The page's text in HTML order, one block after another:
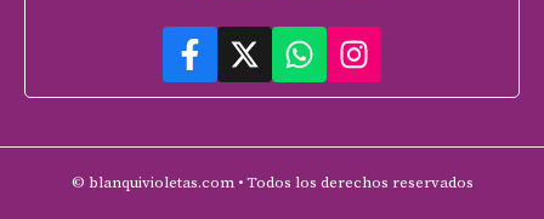
© blanquivioletas.com • Todos los derechos reservados